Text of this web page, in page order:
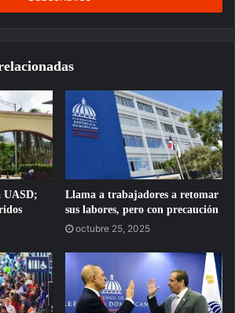
UASD;
Llama a trabajadores a retomar
sus labores, pero con precaución
octubre 25, 2025